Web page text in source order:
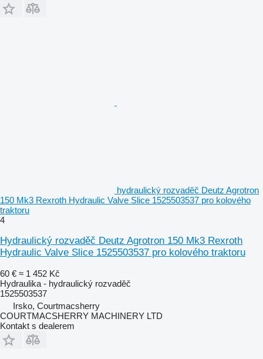
hydraulický rozvaděč Deutz Agrotron
150 Mk3 Rexroth Hydraulic Valve Slice 1525503537 pro kolového
traktoru
4
Hydraulický rozvaděč Deutz Agrotron 150 Mk3 Rexroth
Hydraulic Valve Slice 1525503537 pro kolového traktoru
60 € ≈ 1 452 Kč
Hydraulika - hydraulický rozvaděč
1525503537
Irsko, Courtmacsherry
COURTMACSHERRY MACHINERY LTD
Kontakt s dealerem